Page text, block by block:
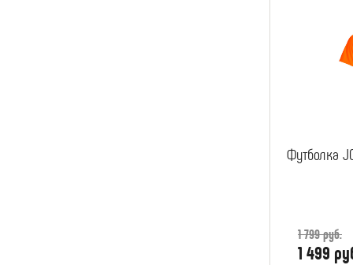
Футболка
1 799 руб.
1 499